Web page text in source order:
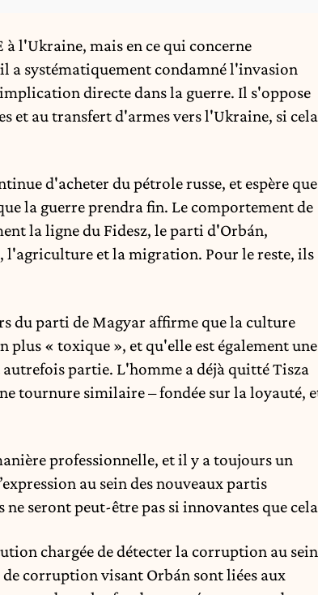
l'Ukraine, mais en ce qui concerne
a systématiquement condamné l'invasion
directe dans la guerre. Il s'oppose
et au transfert d'armes vers l'Ukraine, si cela
d'acheter du pétrole russe, et espère que
la guerre prendra fin. Le comportement de
la ligne du Fidesz, le parti d'Orbán,
et la migration. Pour le reste, ils
du parti de Magyar affirme que la culture
plus « toxique », et qu'elle est également une
partie. L'homme a déjà quitté Tisza
tournure similaire – fondée sur la loyauté,
professionnelle, et il y a toujours un
au sein des nouveaux partis
seront peut-être pas si innovantes que
chargée de détecter la corruption au sein
corruption visant Orbán sont liées aux